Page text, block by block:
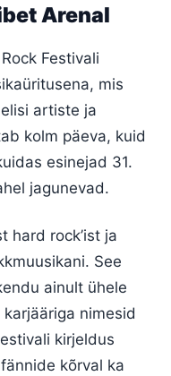
Arenal
Festivali
mis
artiste ja
kolm päeva, kuid
esinejad 31.
jagunevad.
hard rock’ist ja
See
ainult ühele
nimesid
kirjeldus
kõrval ka